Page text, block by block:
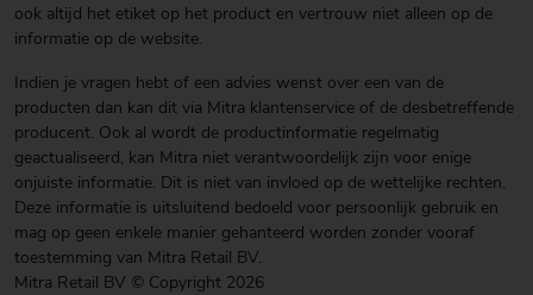
ook altijd het etiket op het product en vertrouw niet alleen op de
informatie op de website.
Indien je vragen hebt of een advies wenst over een van de
producten dan kan dit via Mitra klantenservice of de desbetreffende
producent. Ook al wordt de productinformatie regelmatig
geactualiseerd, kan Mitra niet verantwoordelijk zijn voor enige
onjuiste informatie. Dit is niet van invloed op de wettelijke rechten.
Deze informatie is uitsluitend bedoeld voor persoonlijk gebruik en
mag op geen enkele manier gehanteerd worden zonder vooraf
toestemming van Mitra Retail BV.
Mitra Retail BV © Copyright 2026